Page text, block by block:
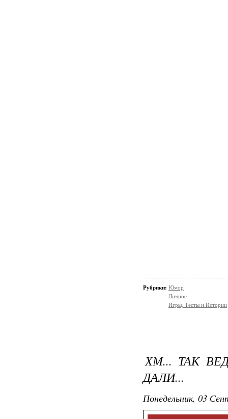
Рубрики: Юмор
Личное
Игры, Тесты и Истории
ХМ... ТАК
ДАЛИ...
Понедельник, 03